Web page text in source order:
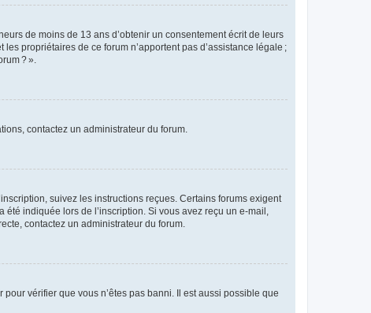
de moins de 13 ans d’obtenir un consentement écrit de leurs
propriétaires de ce forum n’apportent pas d’assistance légale ;
? ».
contactez un administrateur du forum.
suivez les instructions reçues. Certains forums exigent
indiquée lors de l’inscription. Si vous avez reçu un e-mail,
contactez un administrateur du forum.
vérifier que vous n’êtes pas banni. Il est aussi possible que